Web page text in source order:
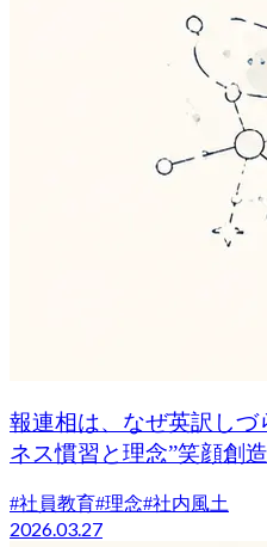
報連相は、なぜ英訳し
ネス慣習と理念”笑顔創
#社員教育#理念#社内風土
2026.03.27